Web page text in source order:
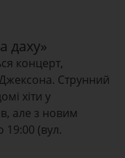
даху»
концерт,
Струнний
хіти у
але з новим
19:00 (вул.